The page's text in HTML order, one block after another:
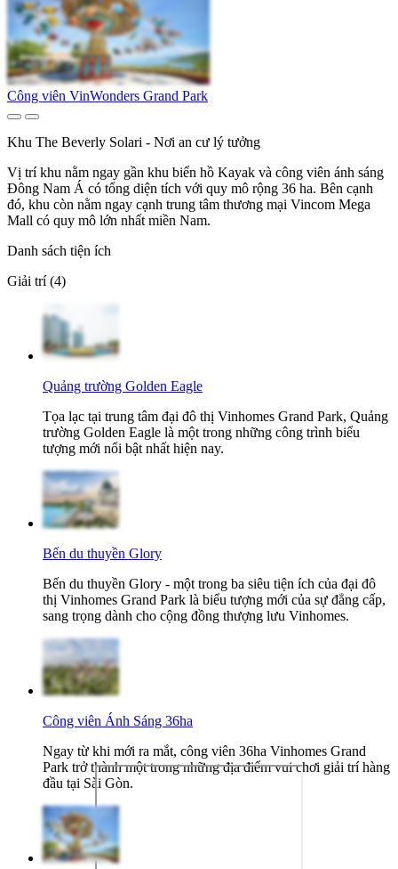
Công viên VinWonders Grand Park
Khu The Beverly Solari - Nơi an cư lý tưởng
Vị trí khu nằm ngay gần khu biển hồ Kayak và công viên ánh sáng
Đông Nam Á có tổng diện tích với quy mô rộng 36 ha. Bên cạnh
đó, khu còn nằm ngay cạnh trung tâm thương mại Vincom Mega
Mall có quy mô lớn nhất miền Nam.
Danh sách tiện ích
Giải trí (4)
Quảng trường Golden Eagle
Tọa lạc tại trung tâm đại đô thị Vinhomes Grand Park, Quảng
trường Golden Eagle là một trong những công trình biểu
tượng mới nổi bật nhất hiện nay.
Bến du thuyền Glory
Bến du thuyền Glory - một trong ba siêu tiện ích của đại đô
thị Vinhomes Grand Park là biểu tượng mới của sự đẳng cấp,
sang trọng dành cho cộng đồng thượng lưu Vinhomes.
Công viên Ánh Sáng 36ha
Ngay từ khi mới ra mắt, công viên 36ha Vinhomes Grand
Park trở thành một trong những địa điểm vui chơi giải trí hàng
đầu tại Sài Gòn.